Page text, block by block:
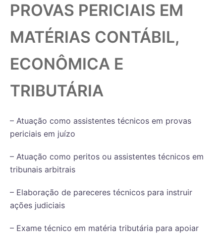
PROVAS PERICIAIS EM
MATÉRIAS CONTÁBIL,
ECONÔMICA E
TRIBUTÁRIA
– Atuação como assistentes técnicos em provas
periciais em juízo
– Atuação como peritos ou assistentes técnicos em
tribunais arbitrais
– Elaboração de pareceres técnicos para instruir
ações judiciais
– Exame técnico em matéria tributária para apoiar